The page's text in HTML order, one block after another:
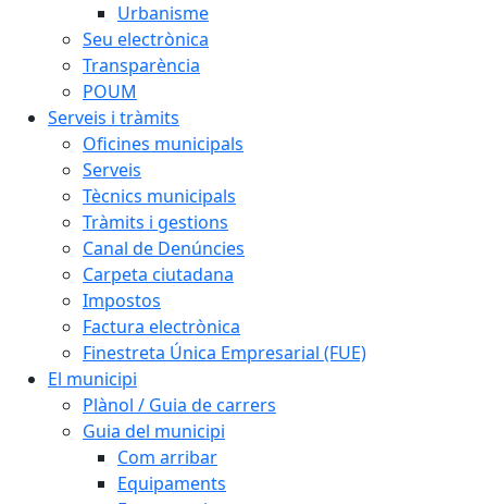
Urbanisme
Seu electrònica
Transparència
POUM
Serveis i tràmits
Oficines municipals
Serveis
Tècnics municipals
Tràmits i gestions
Canal de Denúncies
Carpeta ciutadana
Impostos
Factura electrònica
Finestreta Única Empresarial (FUE)
El municipi
Plànol / Guia de carrers
Guia del municipi
Com arribar
Equipaments